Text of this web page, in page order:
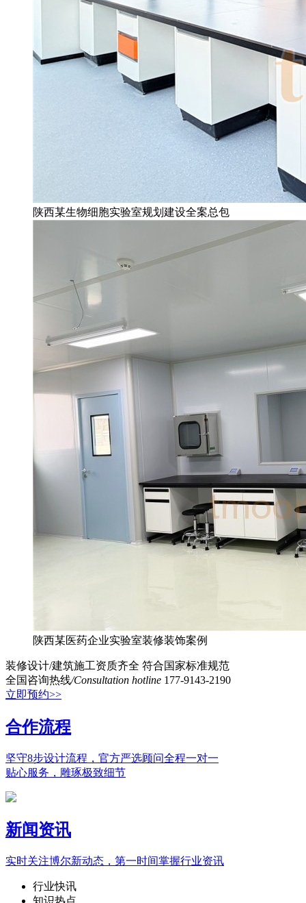
陕西某生物细胞实验室规划建设全案总包
陕西某医药企业实验室装修装饰案例
装修设计/建筑施工资质齐全 符合国家标准规范
全国咨询热线/Consultation hotline 177-9143-2190
立即预约>>
合作流程
坚守8步设计流程，官方严选顾问全程一对一
贴心服务，雕琢极致细节
新闻资讯
实时关注博尔新动态，第一时间掌握行业资讯
行业快讯
知识热点